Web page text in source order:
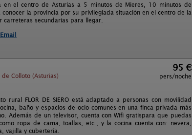
en el centro de Asturias a 5 minutos de Mieres, 10 minutos de
la provincia por su privilegiada situación en el centro de la
secundarias para llegar.
Email
de Colloto (Asturias)
95 €
pers/noche
FLOR DE SIERO está adaptado a personas con movilidad
baño y espacios de ocio comunes en una finca privada más
Además de un televisor, cuenta con Wifi gratispara que puedas
ropa de cama, toallas, etc., y la cocina cuenta con: nevera,
vajilla y cubertería.